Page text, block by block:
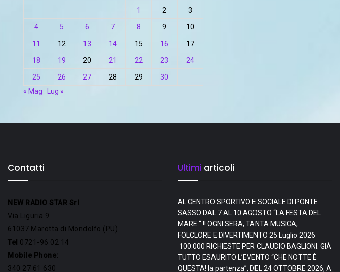
1 2 3
4 5 6 7 8 9 10
11 12 13 14 15 16 17
18 19 20 21 22 23 24
25 26 27 28 29
30
« Mag
Lug »
Contatti
NEW RADIO STAR Srl
Via Liguria 9
61037 Marotta di Mondolfo (PU)
Tel 0721-96 02 14
Mobile Phone:
340 27 61 630
Ultimi articoli
AL CENTRO SPORTIVO E SOCIALE DI PONTE
SASSO DAL 7 AL 10 AGOSTO “LA FESTA DEL
MARE “ !! OGNI SERA, TANTA MUSICA,
FOLCLORE E DIVERTIMENTO 25 Luglio 2026
100.000 RICHIESTE PER CLAUDIO BAGLIONI: GIÀ
TUTTO ESAURITO L’EVENTO “CHE NOTTE È
QUESTA! la partenza”, DEL 24 OTTOBRE 2026, A